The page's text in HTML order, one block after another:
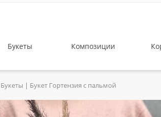
Букеты Композиции
Букеты Букет Гортензия с пальмой